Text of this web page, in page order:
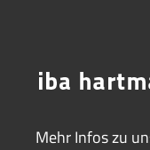
Mehr Infos zu